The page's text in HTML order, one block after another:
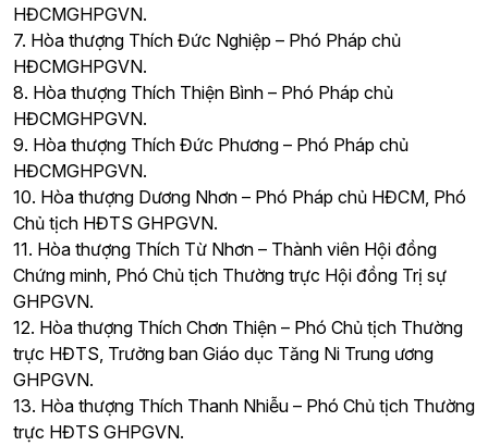
HĐCMGHPGVN.
7. Hòa thượng Thích Đức Nghiệp – Phó Pháp chủ
HĐCMGHPGVN.
8. Hòa thượng Thích Thiện Bình – Phó Pháp chủ
HĐCMGHPGVN.
9. Hòa thượng Thích Đức Phương – Phó Pháp chủ
HĐCMGHPGVN.
10. Hòa thượng Dương Nhơn – Phó Pháp chủ HĐCM, Phó
Chủ tịch HĐTS GHPGVN.
11. Hòa thượng Thích Từ Nhơn – Thành viên Hội đồng
Chứng minh, Phó Chủ tịch Thường trực Hội đồng Trị sự
GHPGVN.
12. Hòa thượng Thích Chơn Thiện – Phó Chủ tịch Thường
trực HĐTS, Trưởng ban Giáo dục Tăng Ni Trung ương
GHPGVN.
13. Hòa thượng Thích Thanh Nhiễu – Phó Chủ tịch Thường
trực HĐTS GHPGVN.